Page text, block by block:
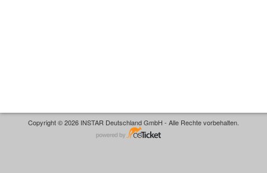
Copyright © 2026 INSTAR Deutschland GmbH - Alle Rechte vorbehalten.